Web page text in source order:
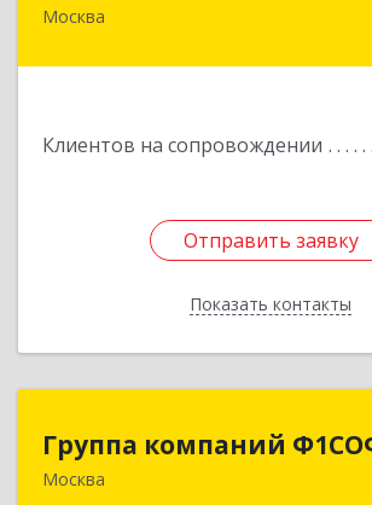
Москва
Клиентов на сопровождении
Отправить заявку
Показать контакты
111020, Москва г, Синичкина 2-я
Отправить заявку
Назад
Группа компаний
Москва
Группа компаний
101000, Москва г, Лубянский